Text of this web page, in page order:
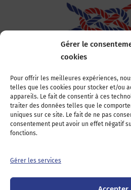
Gérer le
cookies
Pour offrir les meilleures expériences,
telles que les cookies pour stocker et/ou
appareils. Le fait de consentir à ces
traiter des données telles que le
uniques sur ce site. Le fait de ne pas
consentement peut avoir un effet négatif
fonctions.
Gérer les services
Association Nationale des
22, boulevard de la Tour-
75007 Paris
Tél : 01 44 11 11 70
E-mail : anel-
Devenez adhérents